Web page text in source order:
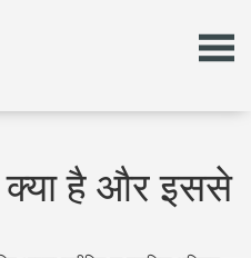
है और इससे